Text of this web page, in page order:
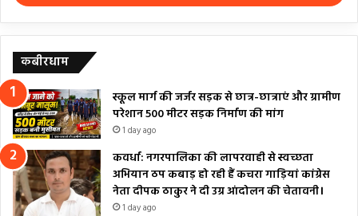
कबीरधाम
स्कूल मार्ग की जर्जर सड़क से छात्र-छात्राएं और ग्रामीण
परेशान 500 मीटर सड़क निर्माण की मांग
1 day ago
कवर्धा: नगरपालिका की लापरवाही से स्वच्छता
अभियान ठप कबाड़ हो रही हैं कचरा गाड़ियां कांग्रेस
नेता दीपक ठाकुर ने दी उग्र आंदोलन की चेतावनी।
1 day ago